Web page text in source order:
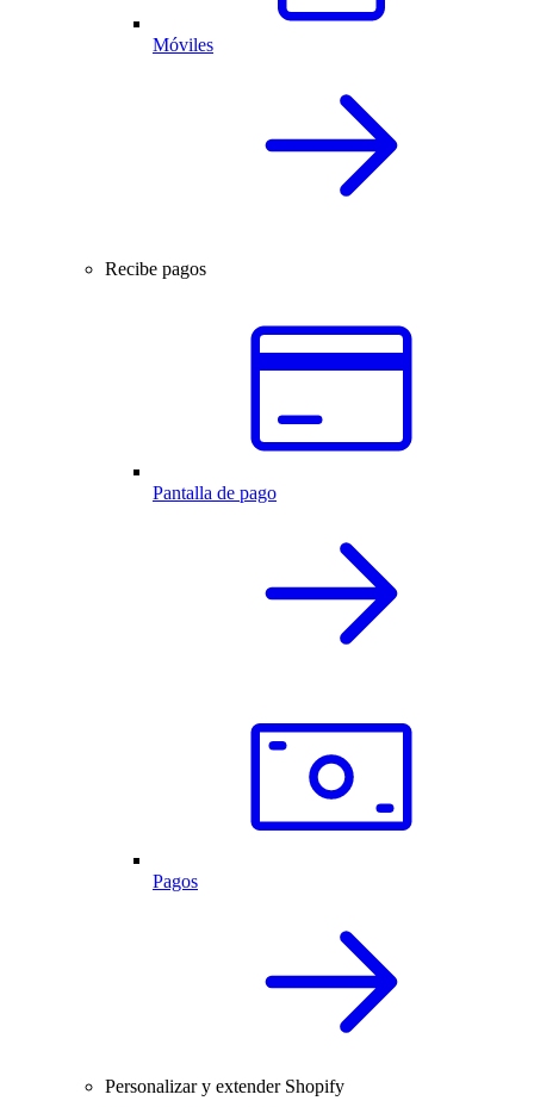
Móviles
Recibe pagos
Pantalla de pago
Pagos
Personalizar y extender Shopify